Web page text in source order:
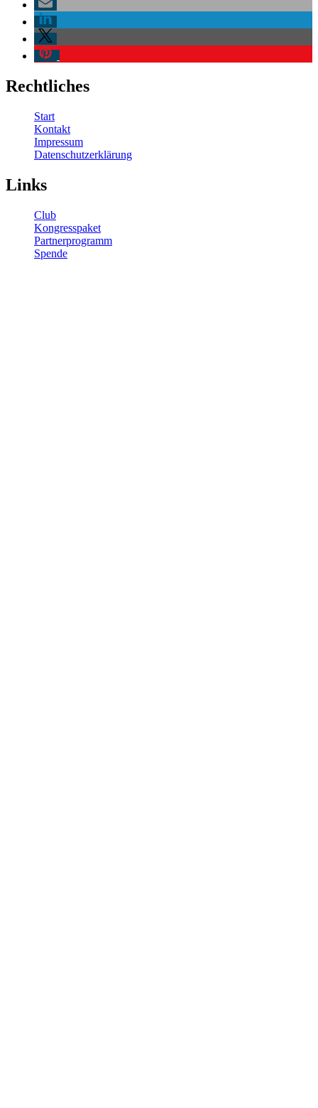
Rechtliches
Start
Kontakt
Impressum
Datenschutzerklärung
Links
Club
Kongresspaket
Partnerprogramm
Spende